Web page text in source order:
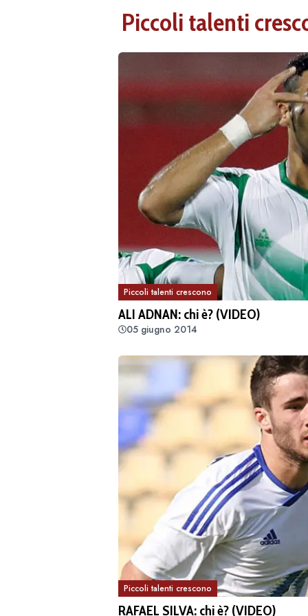
Piccoli talenti
Piccoli talenti crescono
ALI ADNAN: chi è? (VIDEO)
05 giugno 2014
Piccoli talenti crescono
RAFAEL SILVA: chi è? (VIDEO)